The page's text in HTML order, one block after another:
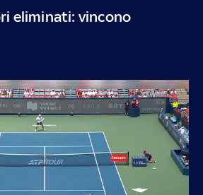
eliminati: vincono